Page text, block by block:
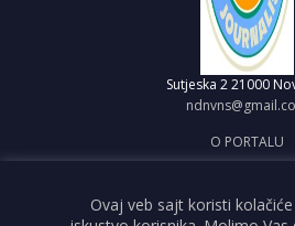
Sutjeska 2 21000
O PORTALU
OBJAVI VEST
Ovaj veb sajt koristi